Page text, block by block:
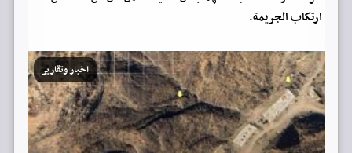
ارتكاب الجريمة.
اخبار وتقارير